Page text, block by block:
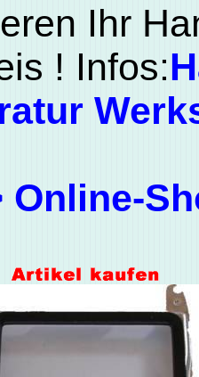
Ihr
! Infos:
Online-